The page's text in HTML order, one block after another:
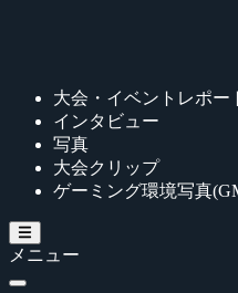
大会・イベントレポー
インタビュー
写真
大会クリップ
ゲーミング環境写真
メニュー